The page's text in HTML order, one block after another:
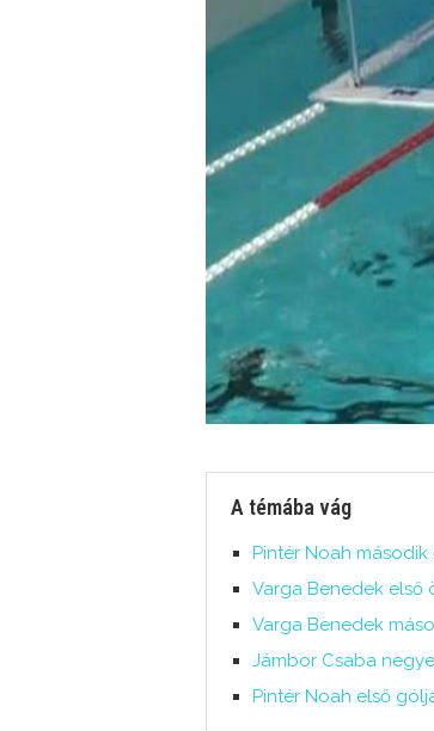
A témába vág
Pintér Noah
Varga Benedek első
Varga Benedek
Jámbor Csaba
Pintér Noah első